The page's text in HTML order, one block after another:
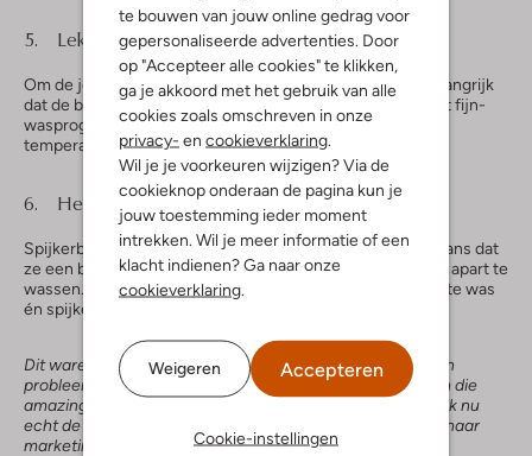
te bouwen van jouw online gedrag voor
gepersonaliseerde advertenties. Door
op "Accepteer alle cookies" te klikken,
ga je akkoord met het gebruik van alle
cookies zoals omschreven in onze
privacy- en cookieverklaring
Wil je je voorkeuren wijzigen? Via de
cookieknop onderaan de pagina kun je
jouw toestemming ieder moment
intrekken. Wil je meer informatie of een
klacht indienen? Ga naar onze
cookieverklaring
Weigeren Accepteren
Cookie-instellingen
5. Lekker koel
Om de jeans zo lang mogelijk te kunnen dragen is het belangrijk
dat de broeken worden gewassen op 30 graden en op het fijn-
wasprogramma. Dan weet je gelijk dat ze op een lage
temperatuur wordt gewassen.
6. Helemaal alleen
Spijkerbroeken kun je het beste apart wassen. Er is een kans dat
ze een beetje kleur afgeven dus dan is het slimmer om ze apart te
wassen. Vanaf nu heb je dus witte was, donkere was, bonte was
én spijkerbroekenwas.
Dit waren mijn tips & tricks om het spijkerbroeken wassen
probleem te verhelpen. Zo kun jij nog langer genieten van die
amazing jeans en loop je er heerlijk fris en fruitig bij. Ben ik nu
echt de gouden tip vergeten? Stuur dan snel een mailtje naar
marketing@omoda.nl en dan zet ik hem erbij.